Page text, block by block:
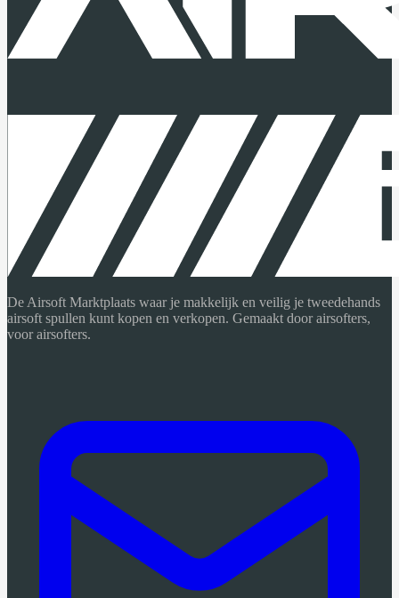
De Airsoft Marktplaats waar je makkelijk en veilig je tweedehands
airsoft spullen kunt kopen en verkopen. Gemaakt door airsofters,
voor airsofters.